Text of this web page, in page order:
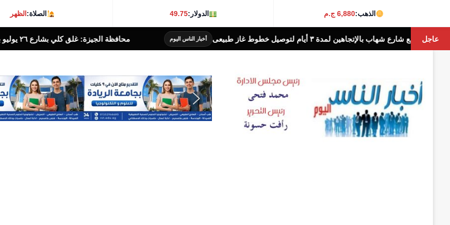
الذهب:6,880 ج.م الدولار:49.75 الصلاة:الظهر
عاجل
خطوط غاز طبيعى أخبار الناس اليوم محافظة الجيزة: غلق كلي بشارع ٢٦ يوليو بالاتجاه القادم من كوبري ١٥ مايو إلى ميدان لبنان